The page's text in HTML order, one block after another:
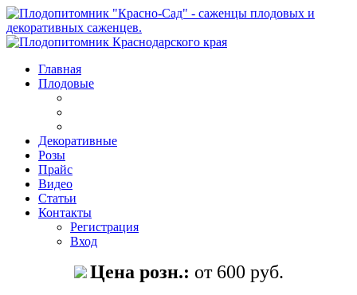
Главная
Плодовые
Декоративные
Розы
Прайс
Видео
Статьи
Контакты
Регистрация
Вход
Цена розн.: от 600 руб.